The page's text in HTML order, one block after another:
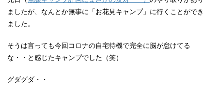
ましたが、なんとか無事に「お花見キャンプ」に行くことができ
ました。
そうは言っても今回コロナの自宅待機で完全に脳が怠けてる
な・・と感じたキャンプでした（笑）
グダグダ・・